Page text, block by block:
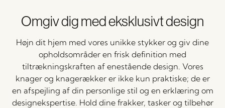
Omgiv dig med eksklusivt design
Højn dit hjem med vores unikke stykker og giv dine
opholdsområder en frisk definition med
tiltrækningskraften af enestående design. Vores
knager og knagerækker er ikke kun praktiske; de er
en afspejling af din personlige stil og en erklæring om
designekspertise. Hold dine frakker, tasker og tilbehør